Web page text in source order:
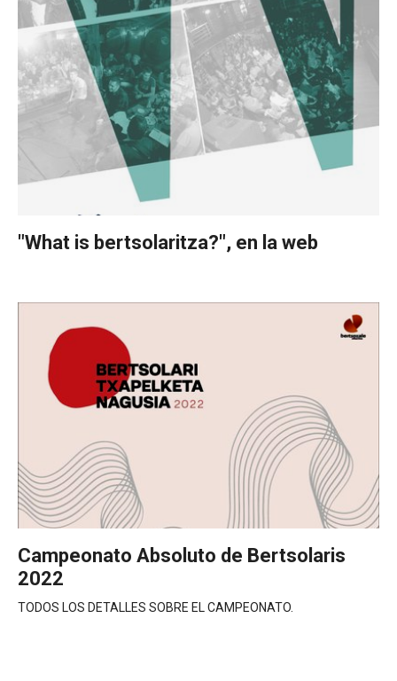
"What is bertsolaritza?", en la web
Campeonato Absoluto de Bertsolaris
2022
TODOS LOS DETALLES SOBRE EL CAMPEONATO.